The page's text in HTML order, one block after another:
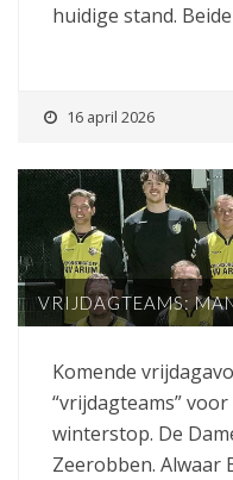
huidige stand.
16 april 2026
VRIJDAGTEAMS:
Komende
“vrijdagteams”
winterstop. De
Zeerobben. Alwaar